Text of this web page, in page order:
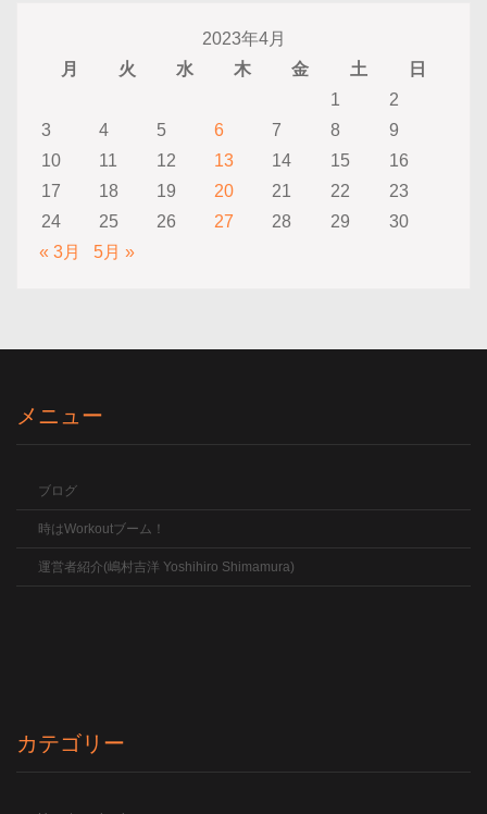
2023年4月
月
火 水 木 金 土
日
1
2
3
4 5 6 7 8
9
10
11 12 13 14 15
16
17
18 19 20 21 22
23
24
25 26 27 28 29
30
« 3月
5月 »
メニュー
ブログ
時はWorkoutブーム！
運営者紹介(嶋村吉洋 Yoshihiro Shimamura)
カテゴリー